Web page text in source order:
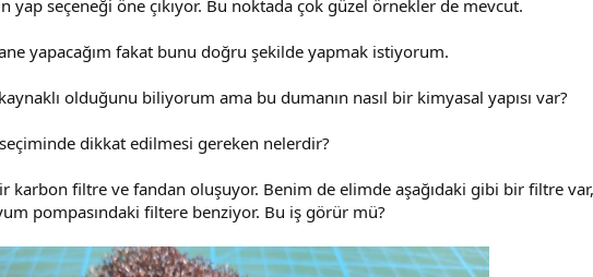
yap seçeneği öne çıkıyor. Bu noktada çok güzel örnekler de mevcut.
yapacağım fakat bunu doğru şekilde yapmak istiyorum.
olduğunu biliyorum ama bu dumanın nasıl bir kimyasal yapısı var?
dikkat edilmesi gereken nelerdir?
karbon filtre ve fandan oluşuyor. Benim de elimde aşağıdaki gibi bir filtre var,
pompasındaki filtere benziyor. Bu iş görür mü?